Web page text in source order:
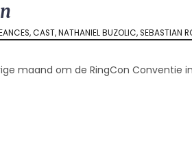
,CAST,NATHANIEL BUZOLIC,SEBASTIAN
maand om de RingCon Conventie